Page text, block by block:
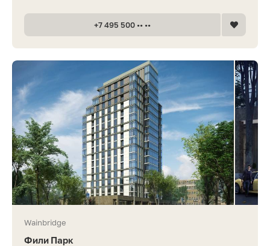
+7 495 500 •• ••
Wainbridge
Фили Парк